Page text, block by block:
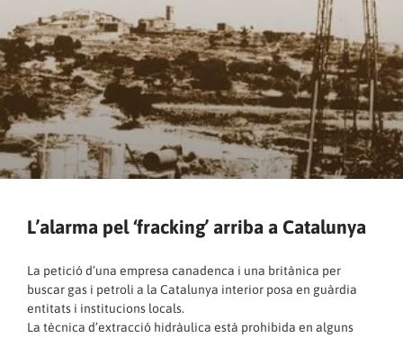
L’alarma pel ‘fracking’ arriba a Catalunya
La petició d’una empresa canadenca i una britànica per
buscar gas i petroli a la Catalunya interior posa en guàrdia
entitats i institucions locals.
La tècnica d’extracció hidràulica està prohibida en alguns